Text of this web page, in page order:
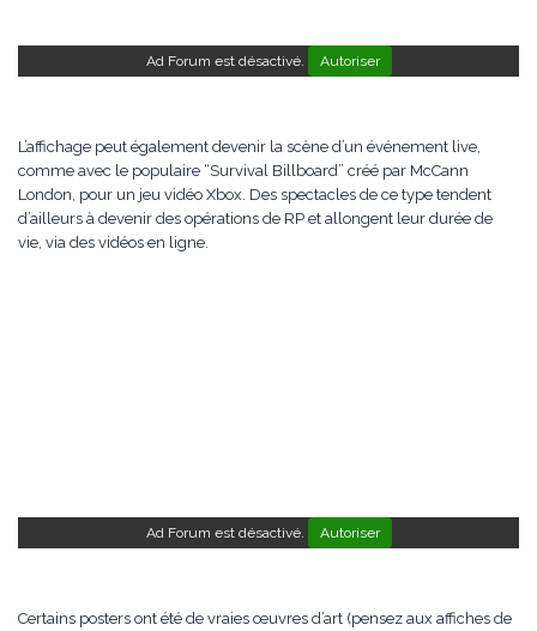
Ad Forum est désactivé. Autoriser
L’affichage peut également devenir la scène d’un événement live,
comme avec le populaire “Survival Billboard” créé par McCann
London, pour un jeu vidéo Xbox. Des spectacles de ce type tendent
d’ailleurs à devenir des opérations de RP et allongent leur durée de
vie, via des vidéos en ligne.
Ad Forum est désactivé. Autoriser
Certains posters ont été de vraies œuvres d’art (pensez aux affiches de